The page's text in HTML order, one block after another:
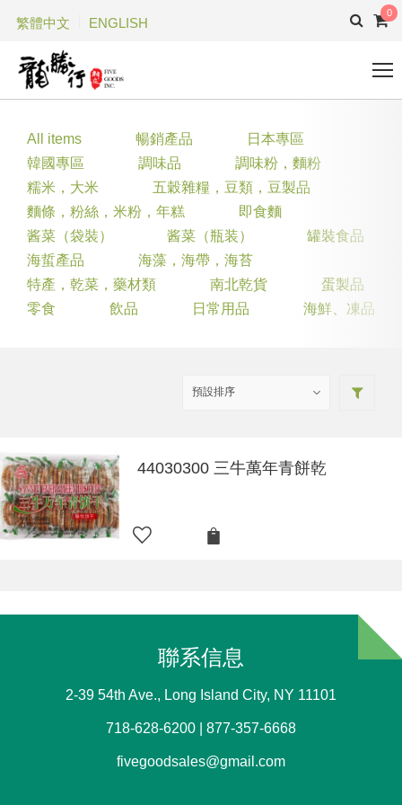
繁體中文 ENGLISH
0
All items 暢銷產品
日本專區
韓國專區
調味品
調味粉，麵粉
糯米，大米
五穀雜糧，豆類，豆製品
麵條，粉絲，米粉，年糕
即食麵
酱菜（袋裝）
酱菜（瓶装）
罐裝食品
海蜇產品
海藻，海帶，海苔
特產，乾菜，藥材類
南北乾貨
蛋製品
零食
飲品 日常用品 海鮮、凍品
44030300 三牛萬年青餅乾
聯系信息
2-39 54th Ave., Long Island City, NY 11101
718-628-6200 | 877-357-6668
fivegoodsales@gmail.com